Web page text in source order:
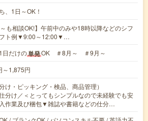
、1日～OK！
～も相談OK!】午前中のみや18時以降などのシフ
フト例▼9:00～12:00▼…
だけの単発OK ＃8月～ ＃9月～
～1,875円
け・ピッキング・検品、商品管理）
分け／＜とってもシンプルなので未経験でも安
作業及び梱包▼雑誌や書籍などの仕分…